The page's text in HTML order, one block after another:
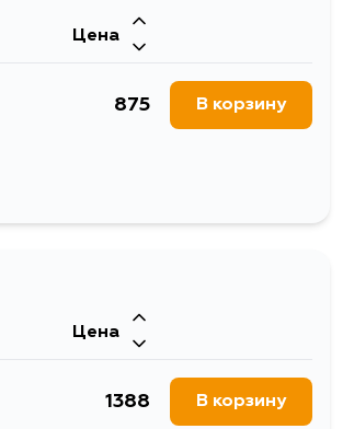
Цена
875 В корзину
Цена
1388 В корзину